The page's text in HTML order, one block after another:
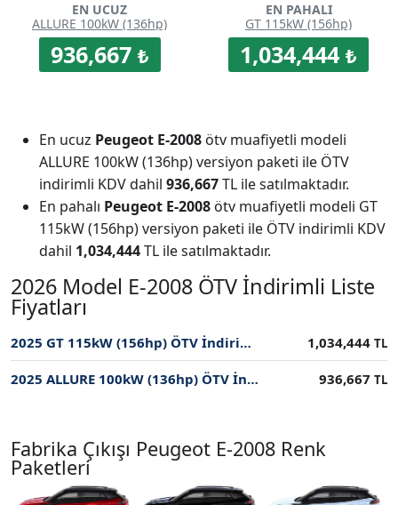
EN UCUZ
ALLURE 100kW (136hp)
936,667 ₺
EN PAHALI
GT 115kW (156hp)
1,034,444 ₺
En ucuz Peugeot E-2008 ötv muafiyetli modeli
ALLURE 100kW (136hp) versiyon paketi ile ÖTV
indirimli KDV dahil 936,667TL ile satılmaktadır.
En pahalı Peugeot E-2008 ötv muafiyetli modeli GT
115kW (156hp) versiyon paketi ile ÖTV indirimli KDV
dahil 1,034,444TL ile satılmaktadır.
2026 Model E-2008 ÖTV İndirimli Liste
Fiyatları
2025 GT 115kW (156hp) ÖTV İndirimli Fiyatı 1,034,444 TL
2025 ALLURE 100kW (136hp) ÖTV İndirimli Fiyatı 936,667 TL
Fabrika Çıkışı Peugeot E-2008 Renk
Paketleri